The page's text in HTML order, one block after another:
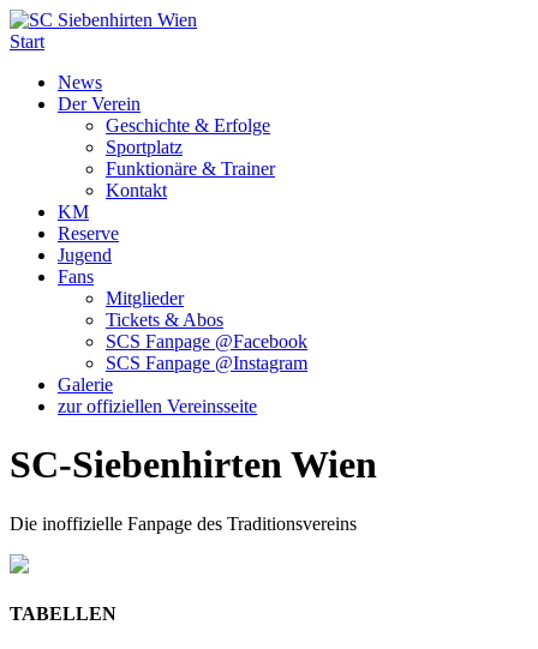
Start
News
Der Verein
Geschichte & Erfolge
Sportplatz
Funktionäre & Trainer
Kontakt
KM
Reserve
Jugend
Fans
Mitglieder
Tickets & Abos
SCS Fanpage @Facebook
SCS Fanpage @Instagram
Galerie
zur offiziellen Vereinsseite
SC-Siebenhirten Wien
Die inoffizielle Fanpage des Traditionsvereins
TABELLEN